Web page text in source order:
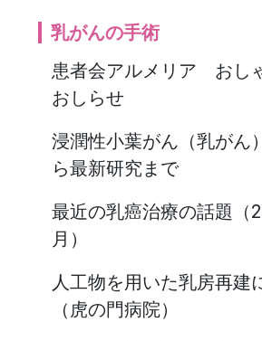
乳がんの手術
患者会アルメリア おし
おしらせ
浸潤性小葉がん（乳がん
ら最新研究まで
最近の乳癌治療の話題（
月）
人工物を用いた乳房再建
（虎の門病院）